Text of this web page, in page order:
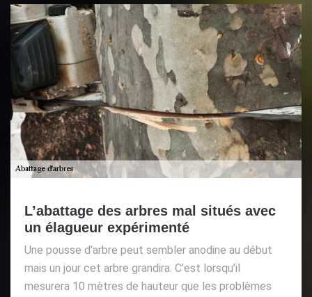
L’abattage des arbres mal situés avec
un élagueur expérimenté
Une pousse d’arbre peut sembler anodine au début
mais un jour cet arbre grandira. C’est lorsqu’il
mesurera 10 mètres de hauteur que les problèmes